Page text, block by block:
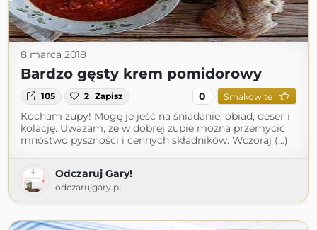
8 marca 2018
Bardzo gęsty krem pomidorowy
105 2 Zapisz 0 Smakowite
Kocham zupy! Mogę je jeść na śniadanie, obiad, deser i
kolację. Uważam, że w dobrej zupie można przemycić
mnóstwo pyszności i cennych składników. Wczoraj (...)
Odczaruj Gary!
odczarujgary.pl